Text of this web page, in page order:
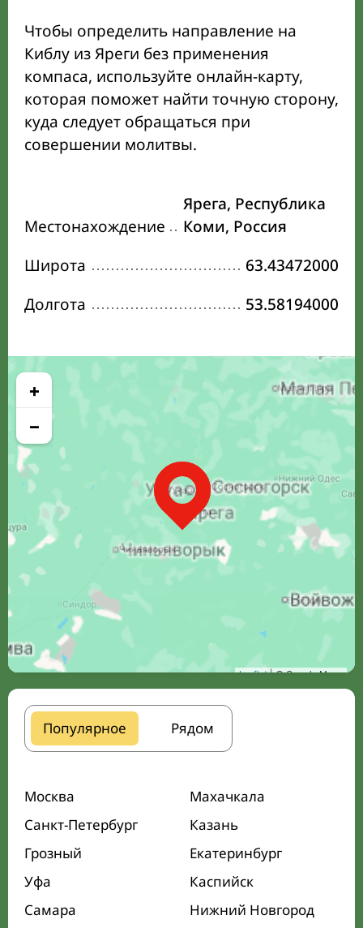
Чтобы определить направление на
Киблу из Яреги без применения
компаса, используйте онлайн-карту,
которая поможет найти точную сторону,
куда следует обращаться при
совершении молитвы.
Местонахождение
Ярега, Республика
Коми, Россия
Широта
63.43472000
Долгота
53.58194000
+
−
Leaflet| © Google Maps
Популярное Рядом
Москва
Махачкала
Санкт-Петербург
Казань
Грозный
Екатеринбург
Уфа
Каспийск
Самара
Нижний Новгород